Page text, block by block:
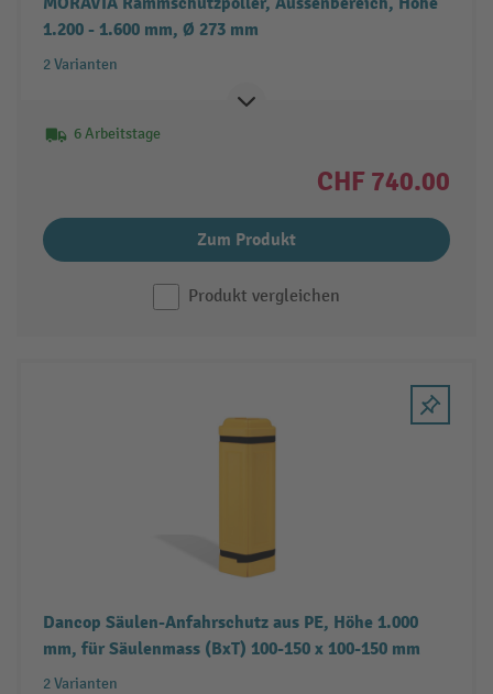
1.200 - 1.600 mm, Ø 273 mm
2 Varianten
6 Arbeitstage
CHF 740.00
Zum Produkt
Produkt vergleichen
Dancop Säulen-Anfahrschutz aus PE, Höhe 1.000
mm, für Säulenmass (BxT) 100-150 x 100-150 mm
2 Varianten